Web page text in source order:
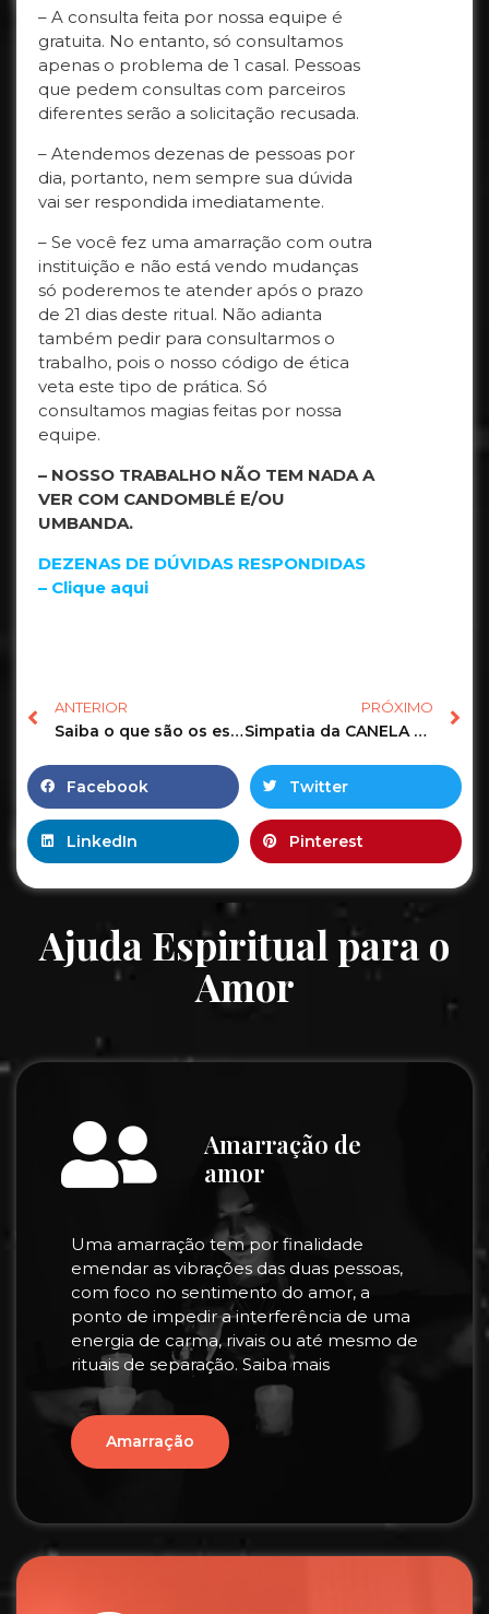
– A consulta feita por nossa equipe é
gratuita. No entanto, só consultamos
apenas o problema de 1 casal. Pessoas
que pedem consultas com parceiros
diferentes serão a solicitação recusada.
– Atendemos dezenas de pessoas por
dia, portanto, nem sempre sua dúvida
vai ser respondida imediatamente.
– Se você fez uma amarração com outra
instituição e não está vendo mudanças
só poderemos te atender após o prazo
de 21 dias deste ritual. Não adianta
também pedir para consultarmos o
trabalho, pois o nosso código de ética
veta este tipo de prática. Só
consultamos magias feitas por nossa
equipe.
– NOSSO TRABALHO NÃO TEM NADA A
VER COM CANDOMBLÉ E/OU
UMBANDA.
DEZENAS DE DÚVIDAS RESPONDIDAS
– Clique aqui
ANTERIOR
Saiba o que são os espíritos e os encostos e como identificá-los
PRÓXIMO
Simpatia da CANELA para FICAR MAIS ATRAENTE e virar um imã de sedução
Facebook Twitter
LinkedIn Pinterest
Ajuda Espiritual para o
Amor
Amarração de
amor
Uma amarração tem por finalidade
emendar as vibrações das duas pessoas,
com foco no sentimento do amor, a
ponto de impedir a interferência de uma
energia de carma, rivais ou até mesmo de
rituais de separação. Saiba mais
Amarração